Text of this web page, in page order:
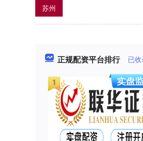
苏州
正规配资平台排行 已